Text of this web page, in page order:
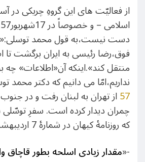
از فعالیّت های این گروهِ چریکی در
دست نیست،به قول محمد
فوق،رضا رئیسی به ایران برگشت تا
منتقل کند».اینکه آن«اطلاعات» چه
نداریم،امّا می دانیم که دکتر محمد
57از تهران به لبنان رفت و در
چمران دیدار کرده است. سفرِ توسّلی
که روزنامۀ کیهان در شمارۀ 7 اردیبهشت 1357 خبر داد:
-«مقدار زیادی اسلحه بطور قاچاق